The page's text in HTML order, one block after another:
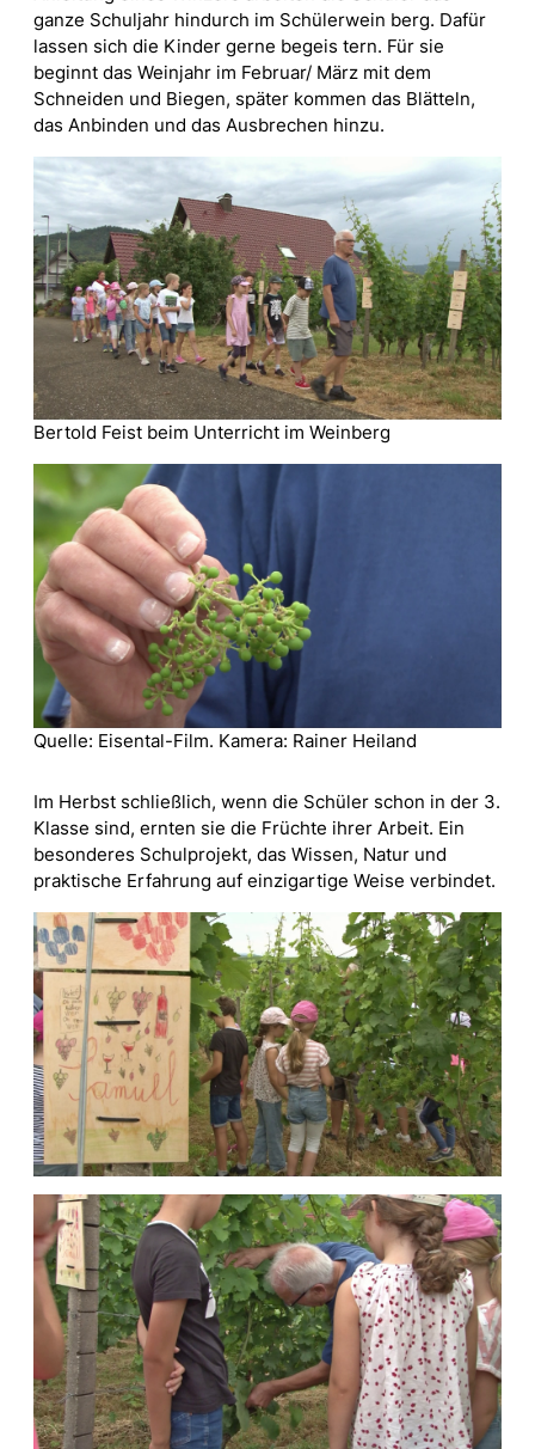
ganze Schuljahr hindurch im Schülerwein berg. Dafür
lassen sich die Kinder gerne begeis tern. Für sie
beginnt das Weinjahr im Februar/ März mit dem
Schneiden und Biegen, später kommen das Blätteln,
das Anbinden und das Ausbrechen hinzu.
Bertold Feist beim Unterricht im Weinberg
Quelle: Eisental-Film. Kamera: Rainer Heiland
Im Herbst schließlich, wenn die Schüler schon in der 3.
Klasse sind, ernten sie die Früchte ihrer Arbeit. Ein
besonderes Schulprojekt, das Wissen, Natur und
praktische Erfahrung auf einzigartige Weise verbindet.